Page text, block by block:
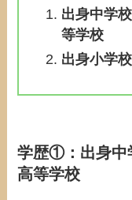
出身中学
等学校
出身小学校
学歴①：出身中
高等学校